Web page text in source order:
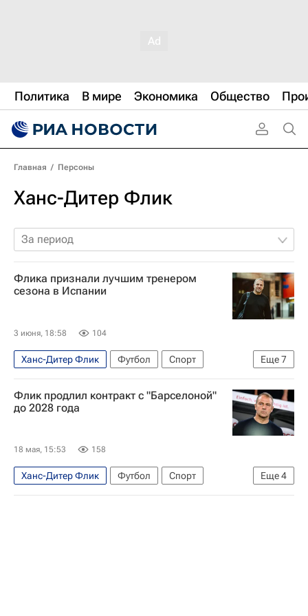
Политика В мире Экономика Общество
Главная / Персоны
Ханс-Дитер Флик
За период
Флика признали лучшим тренером
сезона в Испании
3 июня, 18:58 104
Еще7
Ханс-Дитер Флик Футбол
Спорт
Испания
Германия
Барселона
Реал Мадрид
Бавария
Лига чемпионов УЕФА 2026-2027
Флик продлил контракт с "Барселоной"
до 2028 года
18 мая, 15:53 158
Еще4
Ханс-Дитер Флик Футбол
Спорт
Барселона
Бавария